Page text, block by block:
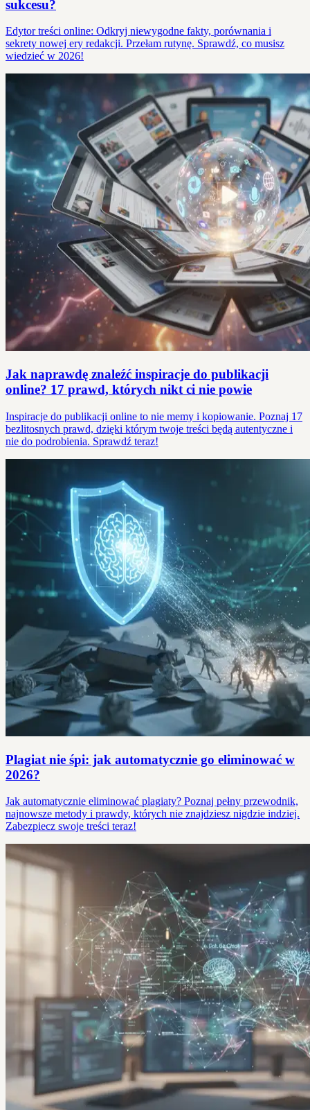
sukcesu?
Edytor treści online: Odkryj niewygodne fakty, porównania i
sekrety nowej ery redakcji. Przełam rutynę. Sprawdź, co musisz
wiedzieć w 2026!
Jak naprawdę znaleźć inspiracje do publikacji
online? 17 prawd, których nikt ci nie powie
Inspiracje do publikacji online to nie memy i kopiowanie. Poznaj 17
bezlitosnych prawd, dzięki którym twoje treści będą autentyczne i
nie do podrobienia. Sprawdź teraz!
Plagiat nie śpi: jak automatycznie go eliminować w
2026?
Jak automatycznie eliminować plagiaty? Poznaj pełny przewodnik,
najnowsze metody i prawdy, których nie znajdziesz nigdzie indziej.
Zabezpiecz swoje treści teraz!